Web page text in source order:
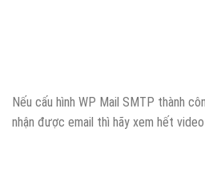
Nếu cấu hình WP Mail SMTP thành
nhận được email thì hãy xem hết video